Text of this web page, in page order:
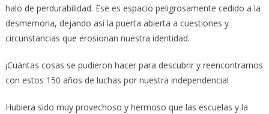
halo de perdurabilidad. Ese es espacio peligrosamente cedido a la
desmemoria, dejando así la puerta abierta a cuestiones y
circunstancias que erosionan nuestra identidad.
¡Cuántas cosas se pudieron hacer para descubrir y reencontrarnos
con estos 150 años de luchas por nuestra independencia!
Hubiera sido muy provechoso y hermoso que las escuelas y la